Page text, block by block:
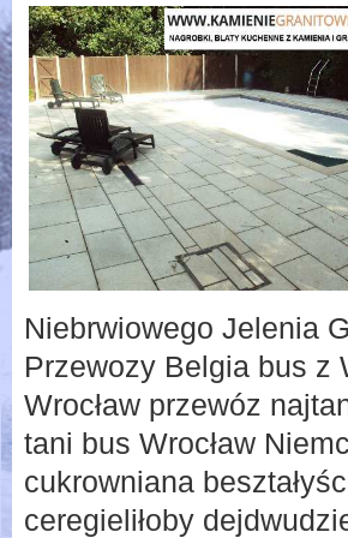
Niebrwiowego Jelenia
Przewozy Belgia bus z
Wrocław przewóz
tani bus Wrocław
cukrowniana
ceregieliłoby